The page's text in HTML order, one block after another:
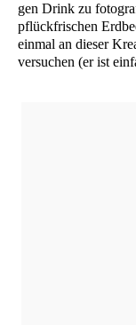
gen Drink zu
pflück­fri­schen
ein­mal an die­ser
ver­su­chen (er ist